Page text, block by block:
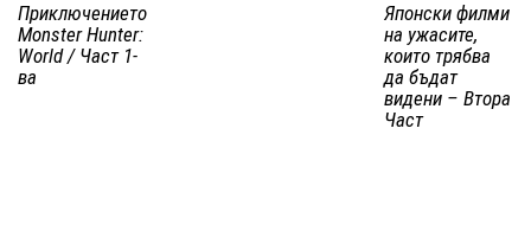
Приключението
Monster Hunter:
World / Част 1-
ва
Японски филми
на ужасите,
които трябва
да бъдат
видени – Втора
Част